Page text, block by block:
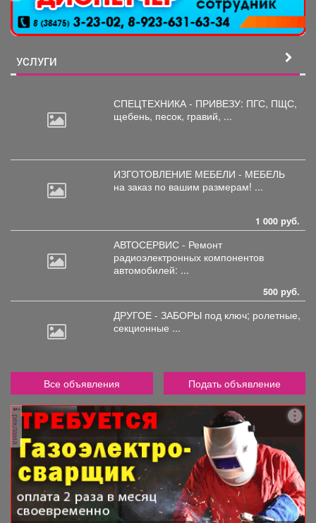
УСЛУГИ
СПЕЦТЕХНИКА - ПРИВЕЗУ: ПГС, ПЩС,
щебень, песок, гравий, ...
ИЗГОТОВЛЕНИЕ МЕБЕЛИ - МЕБЕЛЬ
на заказ по вашим размерам! ...
1 000 руб.
АВТОСЕРВИС - Ремонт
радиоэлектронных компонентов
автомобилей: ...
500 руб.
ДРУГОЕ - ЗАБОРЫ под ключ; ролетные,
секционные ...
Все объявления Подать объявление
реклама